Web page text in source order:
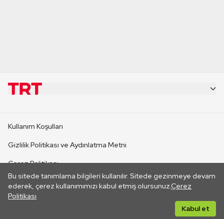
Bu sitede tanımlama bilgileri kullanılır. Sitede gezinmeye devam
ederek, çerez kullanımımızı kabul etmiş olursunuz.Çerez
Politikası
Kabul et
CANLI YAYINLAR
Kullanım Koşulları
Gizlilik Politikası ve Aydınlatma Metni
Çerez Politikası
İletişim
Her hakkı saklıdır. ©2026 TRT. Bağlantı yoluyla gidilen dış